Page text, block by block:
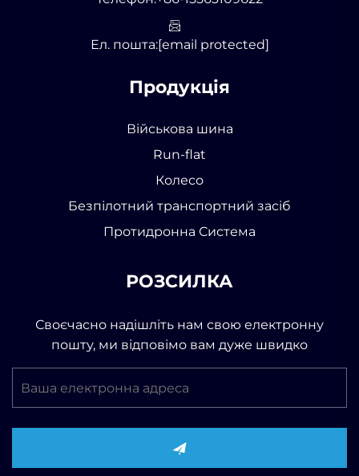
Ел. пошта:[email protected]
Продукція
Військова шина
Run-flat
Колесо
Безпілотний транспортний засіб
Протидронна Система
РОЗСИЛКА
Своєчасно надішліть нам свою електронну
пошту, ми відповімо вам дуже швидко